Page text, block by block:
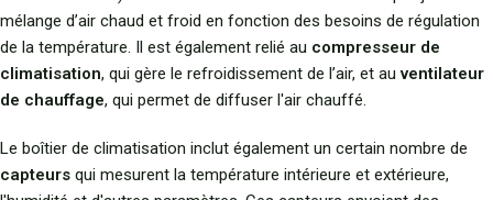
mélange d’air chaud et froid en fonction des besoins de régulation
de la température. Il est également relié au compresseur de
climatisation, qui gère le refroidissement de l’air, et auventilateur
de chauffage, qui permet de diffuser l'air chauffé.
Le boîtier de climatisation inclut également un certain nombre de
capteurs qui mesurent la température intérieure et extérieure,